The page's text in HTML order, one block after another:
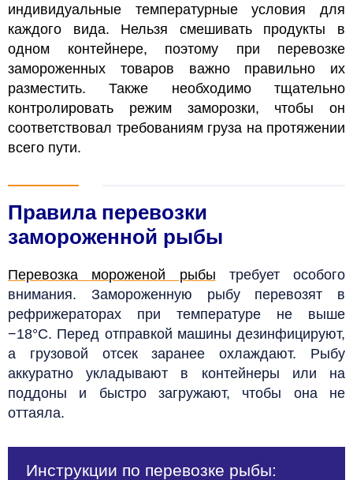
индивидуальные температурные условия для
каждого вида. Нельзя смешивать продукты в
одном контейнере, поэтому при перевозке
замороженных товаров важно правильно их
разместить. Также необходимо тщательно
контролировать режим заморозки, чтобы он
соответствовал требованиям груза на протяжении
всего пути.
Правила перевозки
замороженной рыбы
Перевозка мороженой рыбы требует особого
внимания. Замороженную рыбу перевозят в
рефрижераторах при температуре не выше
−18°С. Перед отправкой машины дезинфицируют,
а грузовой отсек заранее охлаждают. Рыбу
аккуратно укладывают в контейнеры или на
поддоны и быстро загружают, чтобы она не
оттаяла.
Инструкции по перевозке рыбы: